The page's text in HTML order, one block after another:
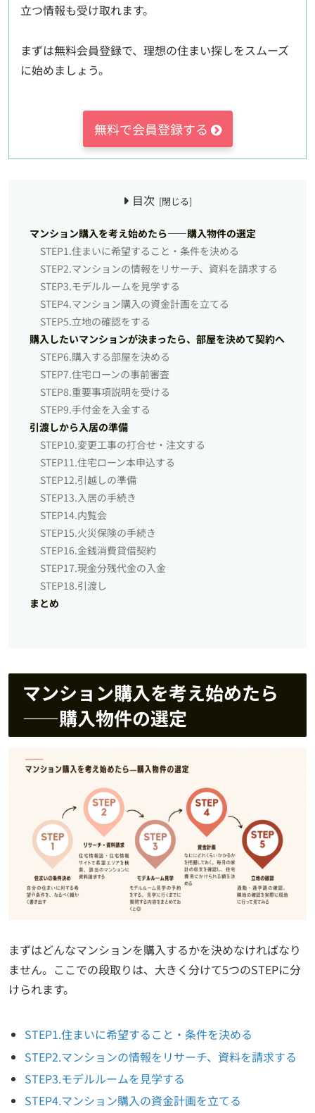
立つ情報も受け取れます。
まずは無料会員登録で、理想の住まい探しをスムーズ
に始めましょう。
無料で会員登録する
目次
マンション購入を考え始めたら——購入物件の選定
STEP1.住まいに希望すること・条件を決める
STEP2.マンションの情報をリサーチ、資料を請求する
STEP3.モデルルームを見学する
STEP4.マンション購入の資金計画を立てる
STEP5.立地の確認をする
購入したいマンションが決まったら、部屋を決めて契約へ
STEP6.購入する部屋を決める
STEP7.住宅ローンの事前審査
STEP8.重要事項説明を受ける
STEP9.手付金を入金する
引渡しから入居の準備
STEP10.変更工事の打合せ・注文する
STEP11.住宅ローン本申込する
STEP12.引越しの準備
STEP13.入居の手続き
STEP14.内覧会
STEP15.火災保険の手続き
STEP16.金銭消費貸借契約
STEP17.現金分残代金の入金
STEP18.引渡し
まとめ
マンション購入を考え始めたら
——購入物件の選定
まずはどんなマンションを購入するかを決めなければなり
ません。ここでの段取りは、大きく分けて5つのSTEPに分
けられます。
STEP1.住まいに希望すること・条件を決める
STEP2.マンションの情報をリサーチ、資料を請求する
STEP3.モデルルームを見学する
STEP4.マンション購入の資金計画を立てる